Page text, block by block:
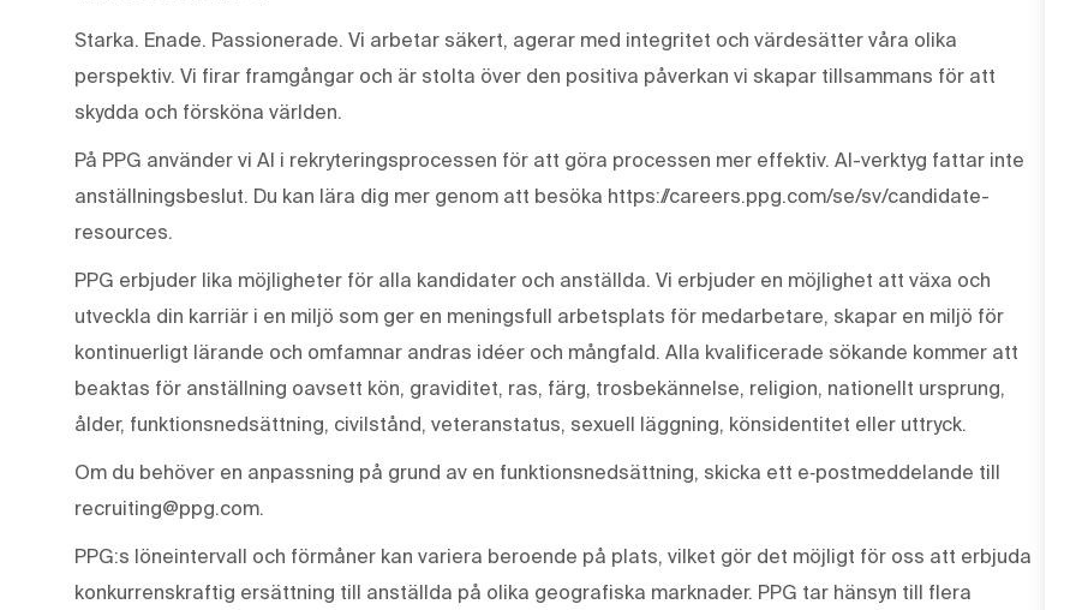
Starka. Enade. Passionerade. Vi arbetar säkert, agerar med integritet och värdesätter våra olika
perspektiv. Vi firar framgångar och är stolta över den positiva påverkan vi skapar tillsammans för att
skydda och försköna världen.
På PPG använder vi AI i rekryteringsprocessen för att göra processen mer effektiv. AI-verktyg fattar inte
anställningsbeslut. Du kan lära dig mer genom att besöka https://careers.ppg.com/se/sv/candidate-
resources.
PPG erbjuder lika möjligheter för alla kandidater och anställda. Vi erbjuder en möjlighet att växa och
utveckla din karriär i en miljö som ger en meningsfull arbetsplats för medarbetare, skapar en miljö för
kontinuerligt lärande och omfamnar andras idéer och mångfald. Alla kvalificerade sökande kommer att
beaktas för anställning oavsett kön, graviditet, ras, färg, trosbekännelse, religion, nationellt ursprung,
ålder, funktionsnedsättning, civilstånd, veteranstatus, sexuell läggning, könsidentitet eller uttryck.
Om du behöver en anpassning på grund av en funktionsnedsättning, skicka ett e‑postmeddelande till
recruiting@ppg.com.
PPG:s löneintervall och förmåner kan variera beroende på plats, vilket gör det möjligt för oss att erbjuda
konkurrenskraftig ersättning till anställda på olika geografiska marknader. PPG tar hänsyn till flera